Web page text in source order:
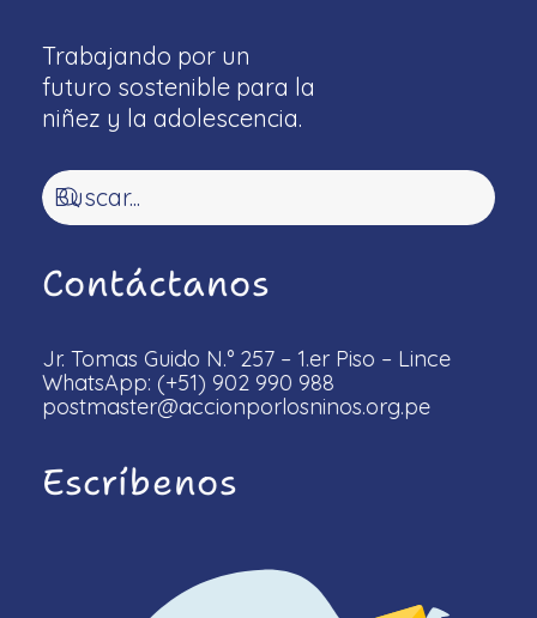
Trabajando por un
futuro sostenible para la
niñez y la adolescencia.
Contáctanos
Jr. Tomas Guido N.° 257 – 1.er Piso – Lince
WhatsApp: (+51) 902 990 988
postmaster@accionporlosninos.org.pe
Escríbenos